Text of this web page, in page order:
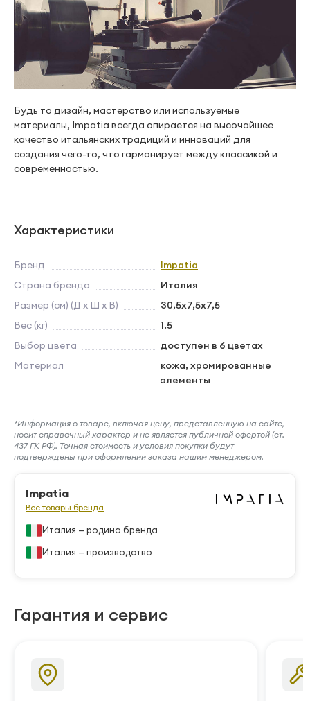
Будь то дизайн, мастерство или используемые
материалы, Impatia всегда опирается на высочайшее
качество итальянских традиций и инноваций для
создания чего-то, что гармонирует между классикой и
современностью.
Характеристики
Бренд
Impatia
Страна бренда
Италия
Размер (см) (Д х Ш х В)
30,5x7,5x7,5
Вес (кг)
1.5
Выбор цвета
доступен в 6 цветах
Материал
кожа, хромированные
элементы
*Информация о товаре, включая цену, представленную на сайте,
носит справочный характер и не является публичной офертой (ст.
437 ГК РФ). Точная стоимость и условия покупки будут
подтверждены при оформлении заказа нашим менеджером.
Impatia
Все товары бренда
Италия — родина бренда
Италия — производство
Гарантия и сервис